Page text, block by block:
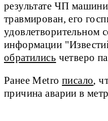
результате ЧП
травмирован, его
удовлетворительном
информации
обратились четверо
Ранее Metro писало,
причина аварии в